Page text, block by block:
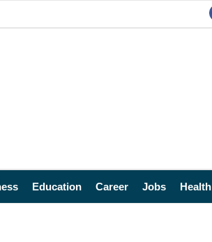
Education Career Jobs Health